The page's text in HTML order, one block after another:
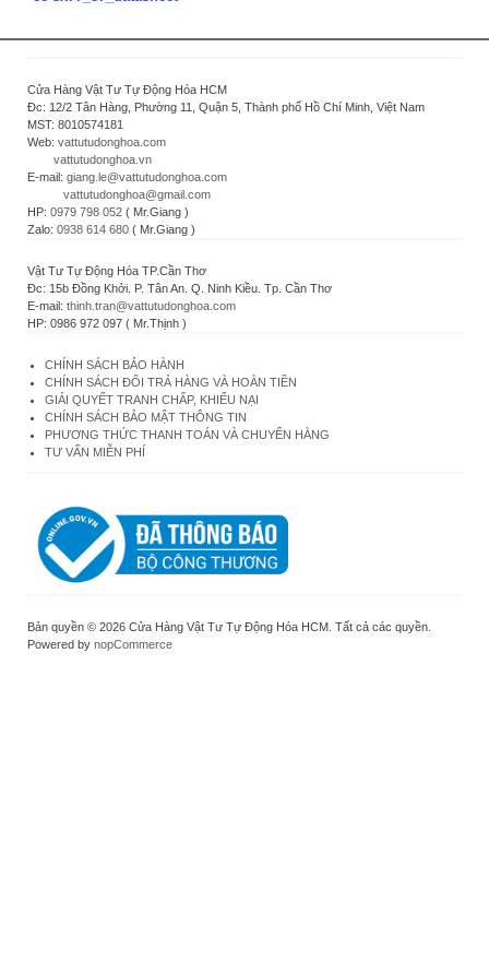
Cửa Hàng Vật Tư Tự Động Hóa HCM
Đc: 12/2 Tân Hàng, Phường 11, Quận 5, Thành phố Hồ Chí Minh, Việt Nam
MST: 8010574181
Web: vattutudonghoa.com
vattutudonghoa.vn
E-mail: giang.le@vattutudonghoa.com
vattutudonghoa@gmail.com
HP: 0979 798 052 ( Mr.Giang )
Zalo: 0938 614 680 ( Mr.Giang )
Vật Tư Tự Động Hóa TP.Cần Thơ
Đc: 15b Đồng Khởi. P. Tân An. Q. Ninh Kiều. Tp. Cần Thơ
E-mail: thinh.tran@vattutudonghoa.com
HP: 0986 972 097 ( Mr.Thịnh )
CHÍNH SÁCH BẢO HÀNH
CHÍNH SÁCH ĐỔI TRẢ HÀNG VÀ HOÀN TIỀN
GIẢI QUYẾT TRANH CHẤP, KHIẾU NẠI
CHÍNH SÁCH BẢO MẬT THÔNG TIN
PHƯƠNG THỨC THANH TOÁN VÀ CHUYỂN HÀNG
TƯ VẤN MIỄN PHÍ
Bản quyền © 2026 Cửa Hàng Vật Tư Tự Động Hóa HCM. Tất cả các quyền.
Powered by nopCommerce